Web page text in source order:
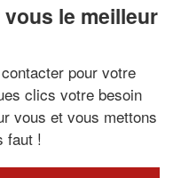
le meilleur
pour votre
clics votre besoin
vous et vous mettons
faut !